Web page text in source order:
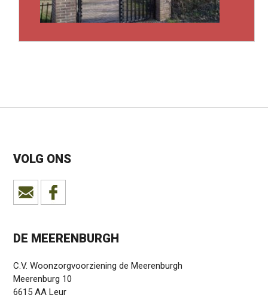
VOLG ONS
DE MEERENBURGH
C.V. Woonzorgvoorziening de Meerenburgh
Meerenburg 10
6615 AA Leur